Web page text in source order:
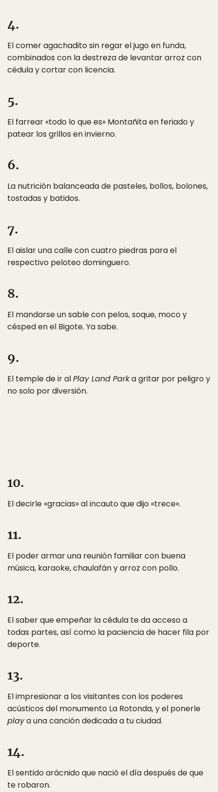
4.
El comer agachadito sin regar el jugo en funda,
combinados con la destreza de levantar arroz con
cédula y cortar con licencia.
5.
El farrear «todo lo que es» Montañita en feriado y
patear los grillos en invierno.
6.
La nutrición balanceada de pasteles, bollos, bolones,
tostadas y batidos.
7.
El aislar una calle con cuatro piedras para el
respectivo peloteo dominguero.
8.
El mandarse un sable con pelos, soque, moco y
césped en el Bigote. Ya sabe.
9.
El temple de ir alPlay Land Parka gritar por peligro y
no solo por diversión.
10.
El decirle «gracias» al incauto que dijo «trece».
11.
El poder armar una reunión familiar con buena
música, karaoke, chaulafán y arroz con pollo.
12.
El saber que empeñar la cédula te da acceso a
todas partes, así como la paciencia de hacer fila por
deporte.
13.
El impresionar a los visitantes con los poderes
acústicos del monumento La Rotonda, y el ponerle
playa una canción dedicada a tu ciudad.
14.
El sentido arácnido que nació el día después de que
te robaron.